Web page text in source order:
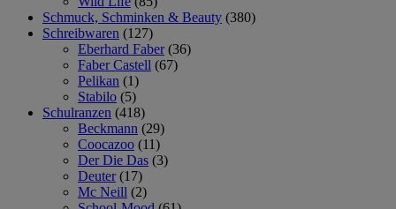
Schmuck, Schminken & Beauty (380)
Schreibwaren (127)
Eberhard Faber (36)
Faber Castell (67)
Pelikan (1)
Stabilo (5)
Schulranzen (418)
Beckmann (29)
Coocazoo (11)
Der Die Das (3)
Deuter (17)
Mc Neill (2)